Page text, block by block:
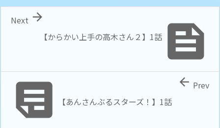

【からかい上手の高木さん２】1話

Next
 【あんさんぶるスターズ！】1話
 Prev